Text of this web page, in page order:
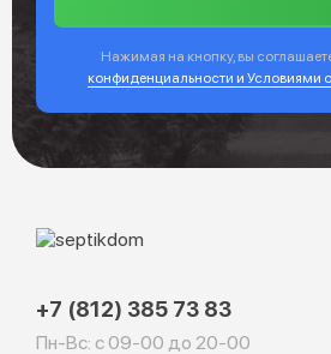
Нажимая на кнопку, вы
конфиденциальности и Условиями
+7 (812) 385 73 83
Пн-Вс: с 09-00 до 20-00